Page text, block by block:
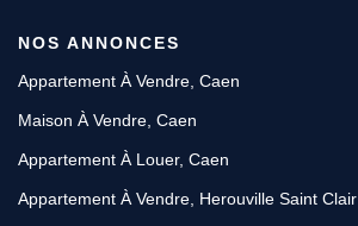
NOS ANNONCES
Appartement À Vendre, Caen
Maison À Vendre, Caen
Appartement À Louer, Caen
Appartement À Vendre, Herouville Saint Clair